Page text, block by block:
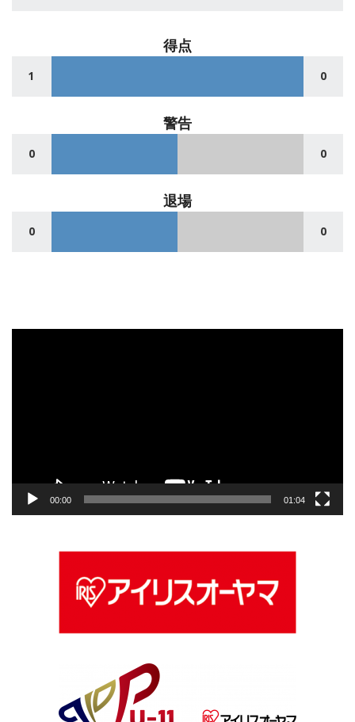
得点
1 0
警告
0 0
退場
0 0
00:00 01:04